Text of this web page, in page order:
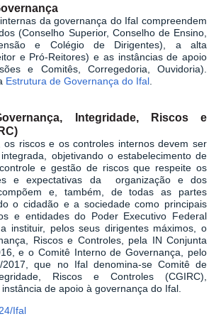
da governança do Ifal compreendem
(Conselho Superior, Conselho de Ensino,
e Colégio de Dirigentes), a alta
e Pró-Reitores) e as instâncias de apoio
e Comitês, Corregedoria, Ouvidoria).
Estrutura de Governança do Ifal
Integridade, Riscos e
os riscos e os controles internos devem ser
objetivando o estabelecimento de
e gestão de riscos que respeite os
e expectativas da organização e dos
e, também, de todas as partes
o cidadão e a sociedade como principais
e entidades do Poder Executivo Federal
instituir, pelos seus dirigentes máximos, o
Riscos e Controles, pela IN Conjunta
e o Comitê Interno de Governança, pelo
2017, que no Ifal denomina-se Comitê de
Riscos e Controles (CGIRC),
de apoio à governança do Ifal.
Ifal